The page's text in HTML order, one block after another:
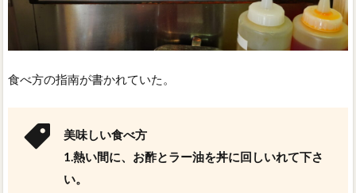
食べ方の指南が書かれていた。
美味しい食べ方
1.熱い間に、お酢とラー油を丼に回しいれて下さ
い。